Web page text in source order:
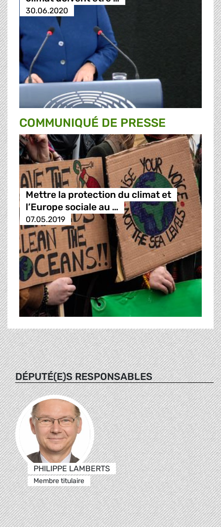
30.06.2020
COMMUNIQUÉ DE PRESSE
Mettre la protection du climat et
l’Europe sociale au …
07.05.2019
DÉPUTÉ(E)S RESPONSABLES
PHILIPPE LAMBERTS
Membre titulaire